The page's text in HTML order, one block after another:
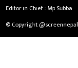
Editor in Chief : Mp Subba
© Copyright @screennepal